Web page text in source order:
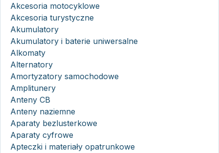
Akcesoria motocyklowe
Akcesoria turystyczne
Akumulatory
Akumulatory i baterie uniwersalne
Alkomaty
Alternatory
Amortyzatory samochodowe
Amplitunery
Anteny CB
Anteny naziemne
Aparaty bezlusterkowe
Aparaty cyfrowe
Apteczki i materiały opatrunkowe